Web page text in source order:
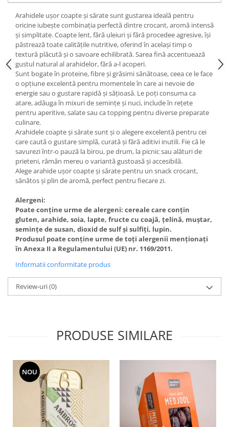
Arahidele ușor coapte și sărate sunt gustarea ideală pentru
oricine iubește combinația perfectă dintre crocant, aromă intensă
și simplitate. Coapte lent, fără uleiuri și fără procedee agresive, își
păstrează toate calitățile nutritive, oferind în același timp o
textură plăcută și o savoare echilibrată. Sarea fină accentuează
gustul natural al arahidelor, fără a-l acoperi.
Sunt bogate în proteine, fibre și grăsimi sănătoase, ceea ce le face
o opțiune excelentă pentru momentele în care ai nevoie de
energie sau o gustare rapidă și sățioasă. Le poți consuma ca
atare, adăuga în mixuri de semințe și nuci, include în rețete
pentru aperitive, salate sau ca topping pentru diverse preparate
culinare.
Arahidele coapte și sărate sunt și o alegere excelentă pentru cei
care caută o gustare simplă, curată și fără aditivi inutili. Fie că le
savurezi într-o pauză la birou, pe drum, la picnic sau alături de
prieteni, rămân mereu o variantă gustoasă și accesibilă.
Alege arahide ușor coapte și sărate pentru un snack crocant,
sănătos și plin de aromă, perfect pentru fiecare zi.
Alergeni:
Poate conține urme de alergeni: cereale care conțin
gluten, arahide, soia, lapte, fructe cu coajă, țelină, muștar,
semințe de susan, dioxid de sulf și sulfiți, lupin.
Produsul poate conține urme de toți alergenii menționați
în Anexa II a Regulamentului (UE) nr. 1169/2011.
Informatii conformitate produs
Review-uri(0)
PRODUSE SIMILARE
NOU